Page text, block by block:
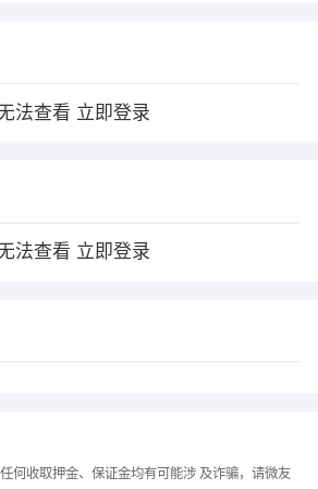
法查看 立即登录
法查看 立即登录
何收取押金、保证金均有可能涉 及诈骗，请微友